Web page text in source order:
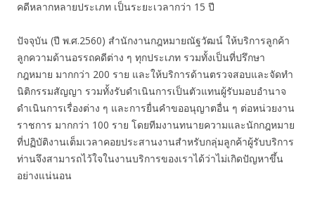
คดีหลากหลายประเภท เป็นระยะเวลากว่า 15 ปี
ปัจจุบัน (ปี พ.ศ.2560) สำนักงานกฎหมายณัฐวัฒน์ ให้บริการลูกค้า
ลูกความด้านอรรถคดีต่าง ๆ ทุกประเภท รวมทั้งเป็นที่ปรึกษา
กฎหมาย มากกว่า 200 ราย และให้บริการด้านตรวจสอบและจัดทำ
นิติกรรมสัญญา รวมทั้งรับดำเนินการเป็นตัวแทนผู้รับมอบอำนาจ
ดำเนินการเรื่องต่าง ๆ และการยื่นคำขออนุญาตอื่น ๆ ต่อหน่วยงาน
ราชการ มากกว่า 100 ราย โดยทีมงานทนายความและนักกฎหมาย
ที่ปฏิบัติงานเต็มเวลาคอยประสานงานสำหรับกลุ่มลูกค้าผู้รับบริการ
ท่านจึงสามารถไว้ใจในงานบริการของเราได้ว่าไม่เกิดปัญหาขึ้น
อย่างแน่นอน